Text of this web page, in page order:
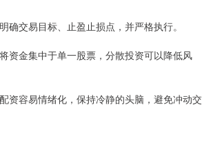
确交易目标、止盈止损点，并严格执行。
资金集中于单一股票，分散投资可以降低风
资容易情绪化，保持冷静的头脑，避免冲动交